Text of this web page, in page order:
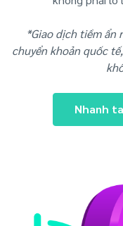
*Giao dịch tiềm
chuyển khoản quốc
Nhanh